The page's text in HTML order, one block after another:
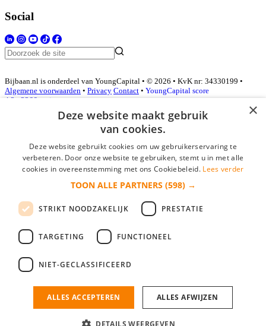
Social
Bijbaan.nl is onderdeel van YoungCapital • © 2026 • KvK nr: 34330199 •
Algemene voorwaarden • Privacy Contact • YoungCapital score
4.3 - 3366 reviews
Inloggen als bedrijf
*
login gegevens onthouden
login
Bedrijf aanmelden
nieuwe collega/werknemer zo gevonden!
×
Deze website maakt gebruik
van cookies.
Deze website gebruikt cookies om uw gebruikerservaring te
verbeteren. Door onze website te gebruiken, stemt u in met alle
cookies in overeenstemming met ons Cookiebeleid. Lees verder
TOON ALLE PARTNERS (598) →
STRIKT NOODZAKELIJK PRESTATIE
TARGETING FUNCTIONEEL
NIET-GECLASSIFICEERD
ALLES ACCEPTEREN ALLES AFWIJZEN
DETAILS WEERGEVEN